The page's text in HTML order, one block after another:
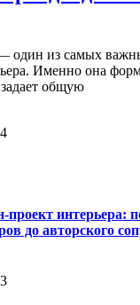
один из самых
Именно она
общую
проект интерьера:
до авторского